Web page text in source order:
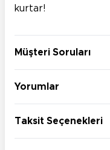
kurtar!
Müşteri Soruları
Yorumlar
Taksit Seçenekleri